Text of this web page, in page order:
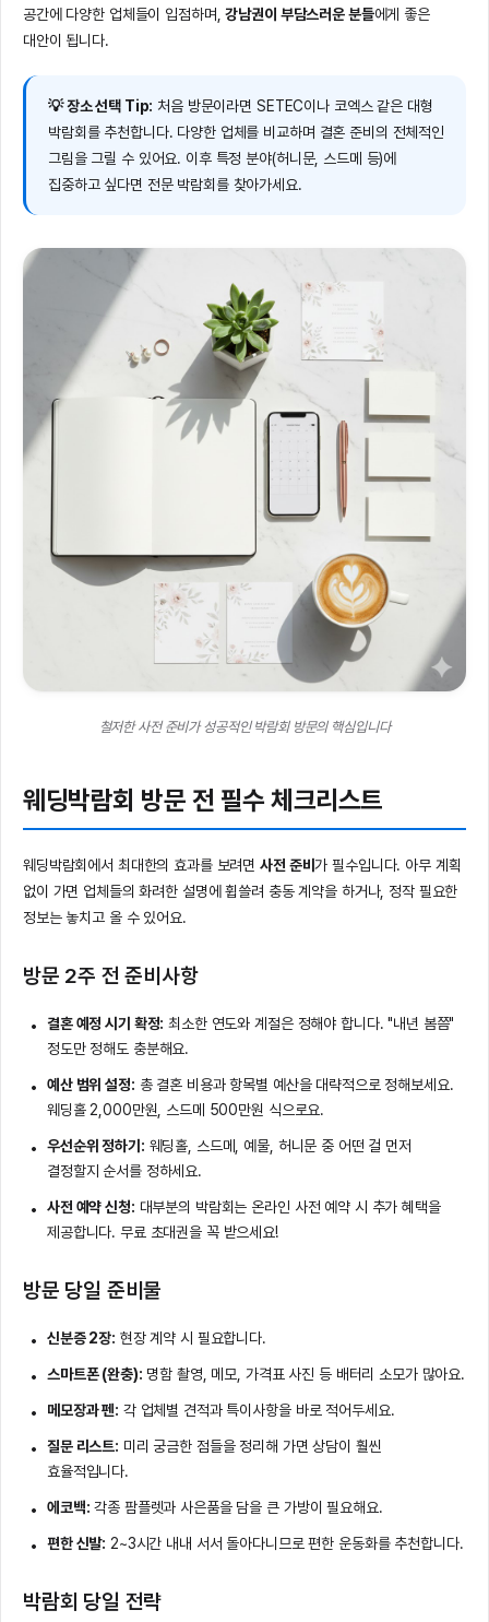
공간에 다양한 업체들이 입점하며,강남권이 부담스러운 분들에게 좋은
대안이 됩니다.
💡 장소 선택 Tip: 처음 방문이라면 SETEC이나 코엑스 같은 대형
박람회를 추천합니다. 다양한 업체를 비교하며 결혼 준비의 전체적인
그림을 그릴 수 있어요. 이후 특정 분야(허니문, 스드메 등)에
집중하고 싶다면 전문 박람회를 찾아가세요.
철저한 사전 준비가 성공적인 박람회 방문의 핵심입니다
웨딩박람회 방문 전 필수 체크리스트
웨딩박람회에서 최대한의 효과를 보려면사전 준비가 필수입니다. 아무 계획
없이 가면 업체들의 화려한 설명에 휩쓸려 충동 계약을 하거나, 정작 필요한
정보는 놓치고 올 수 있어요.
방문 2주 전 준비사항
결혼 예정 시기 확정: 최소한 연도와 계절은 정해야 합니다. "내년 봄쯤"
정도만 정해도 충분해요.
예산 범위 설정: 총 결혼 비용과 항목별 예산을 대략적으로 정해보세요.
웨딩홀 2,000만원, 스드메 500만원 식으로요.
우선순위 정하기: 웨딩홀, 스드메, 예물, 허니문 중 어떤 걸 먼저
결정할지 순서를 정하세요.
사전 예약 신청: 대부분의 박람회는 온라인 사전 예약 시 추가 혜택을
제공합니다. 무료 초대권을 꼭 받으세요!
방문 당일 준비물
신분증 2장: 현장 계약 시 필요합니다.
스마트폰 (완충): 명함 촬영, 메모, 가격표 사진 등 배터리 소모가 많아요.
메모장과 펜: 각 업체별 견적과 특이사항을 바로 적어두세요.
질문 리스트: 미리 궁금한 점들을 정리해 가면 상담이 훨씬
효율적입니다.
에코백: 각종 팜플렛과 사은품을 담을 큰 가방이 필요해요.
편한 신발: 2~3시간 내내 서서 돌아다니므로 편한 운동화를 추천합니다.
박람회 당일 전략